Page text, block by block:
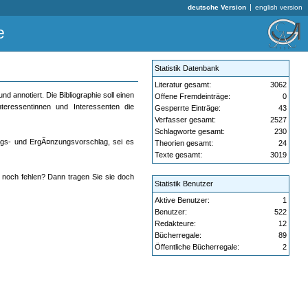
deutsche Version english version
annotiert. Die Bibliographie soll einen
und Interessenten die
und ErgÃ¤nzungsvorschlag, sei es
fehlen? Dann tragen Sie sie doch
Statistik Datenbank
Literatur gesamt:
3062
Offene Fremdeinträge:
0
Gesperrte Einträge:
43
Verfasser gesamt:
2527
Schlagworte gesamt:
230
Theorien gesamt:
24
Texte gesamt:
3019
Statistik Benutzer
Aktive Benutzer:
1
Benutzer:
522
Redakteure:
12
Bücherregale:
89
Öffentliche Bücherregale:
2